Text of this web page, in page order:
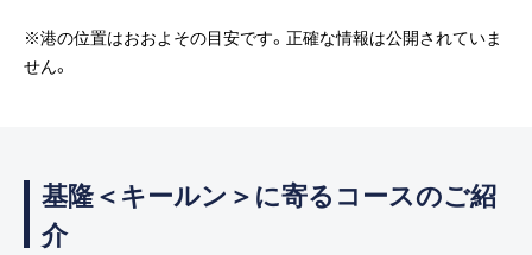
※港の位置はおおよその目安です。正確な情報は公開されていま
せん。
基隆＜キールン＞に寄るコースのご紹
介